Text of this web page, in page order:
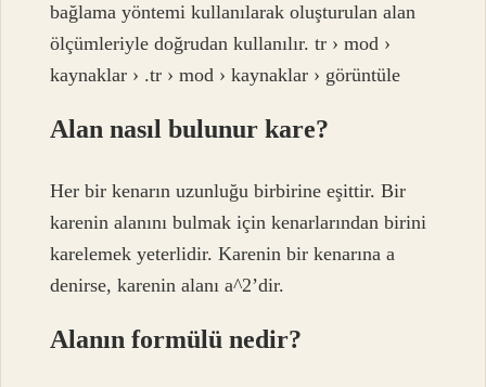
bağlama yöntemi kullanılarak oluşturulan alan
ölçümleriyle doğrudan kullanılır. tr › mod ›
kaynaklar › .tr › mod › kaynaklar › görüntüle
Alan nasıl bulunur kare?
Her bir kenarın uzunluğu birbirine eşittir. Bir
karenin alanını bulmak için kenarlarından birini
karelemek yeterlidir. Karenin bir kenarına a
denirse, karenin alanı a^2’dir.
Alanın formülü nedir?